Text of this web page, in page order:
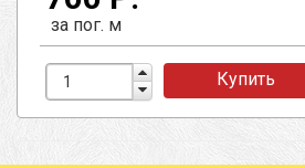
за пог. м
Купить